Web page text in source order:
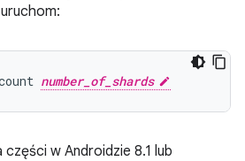
number_of_shards
w Androidzie 8.1 lub